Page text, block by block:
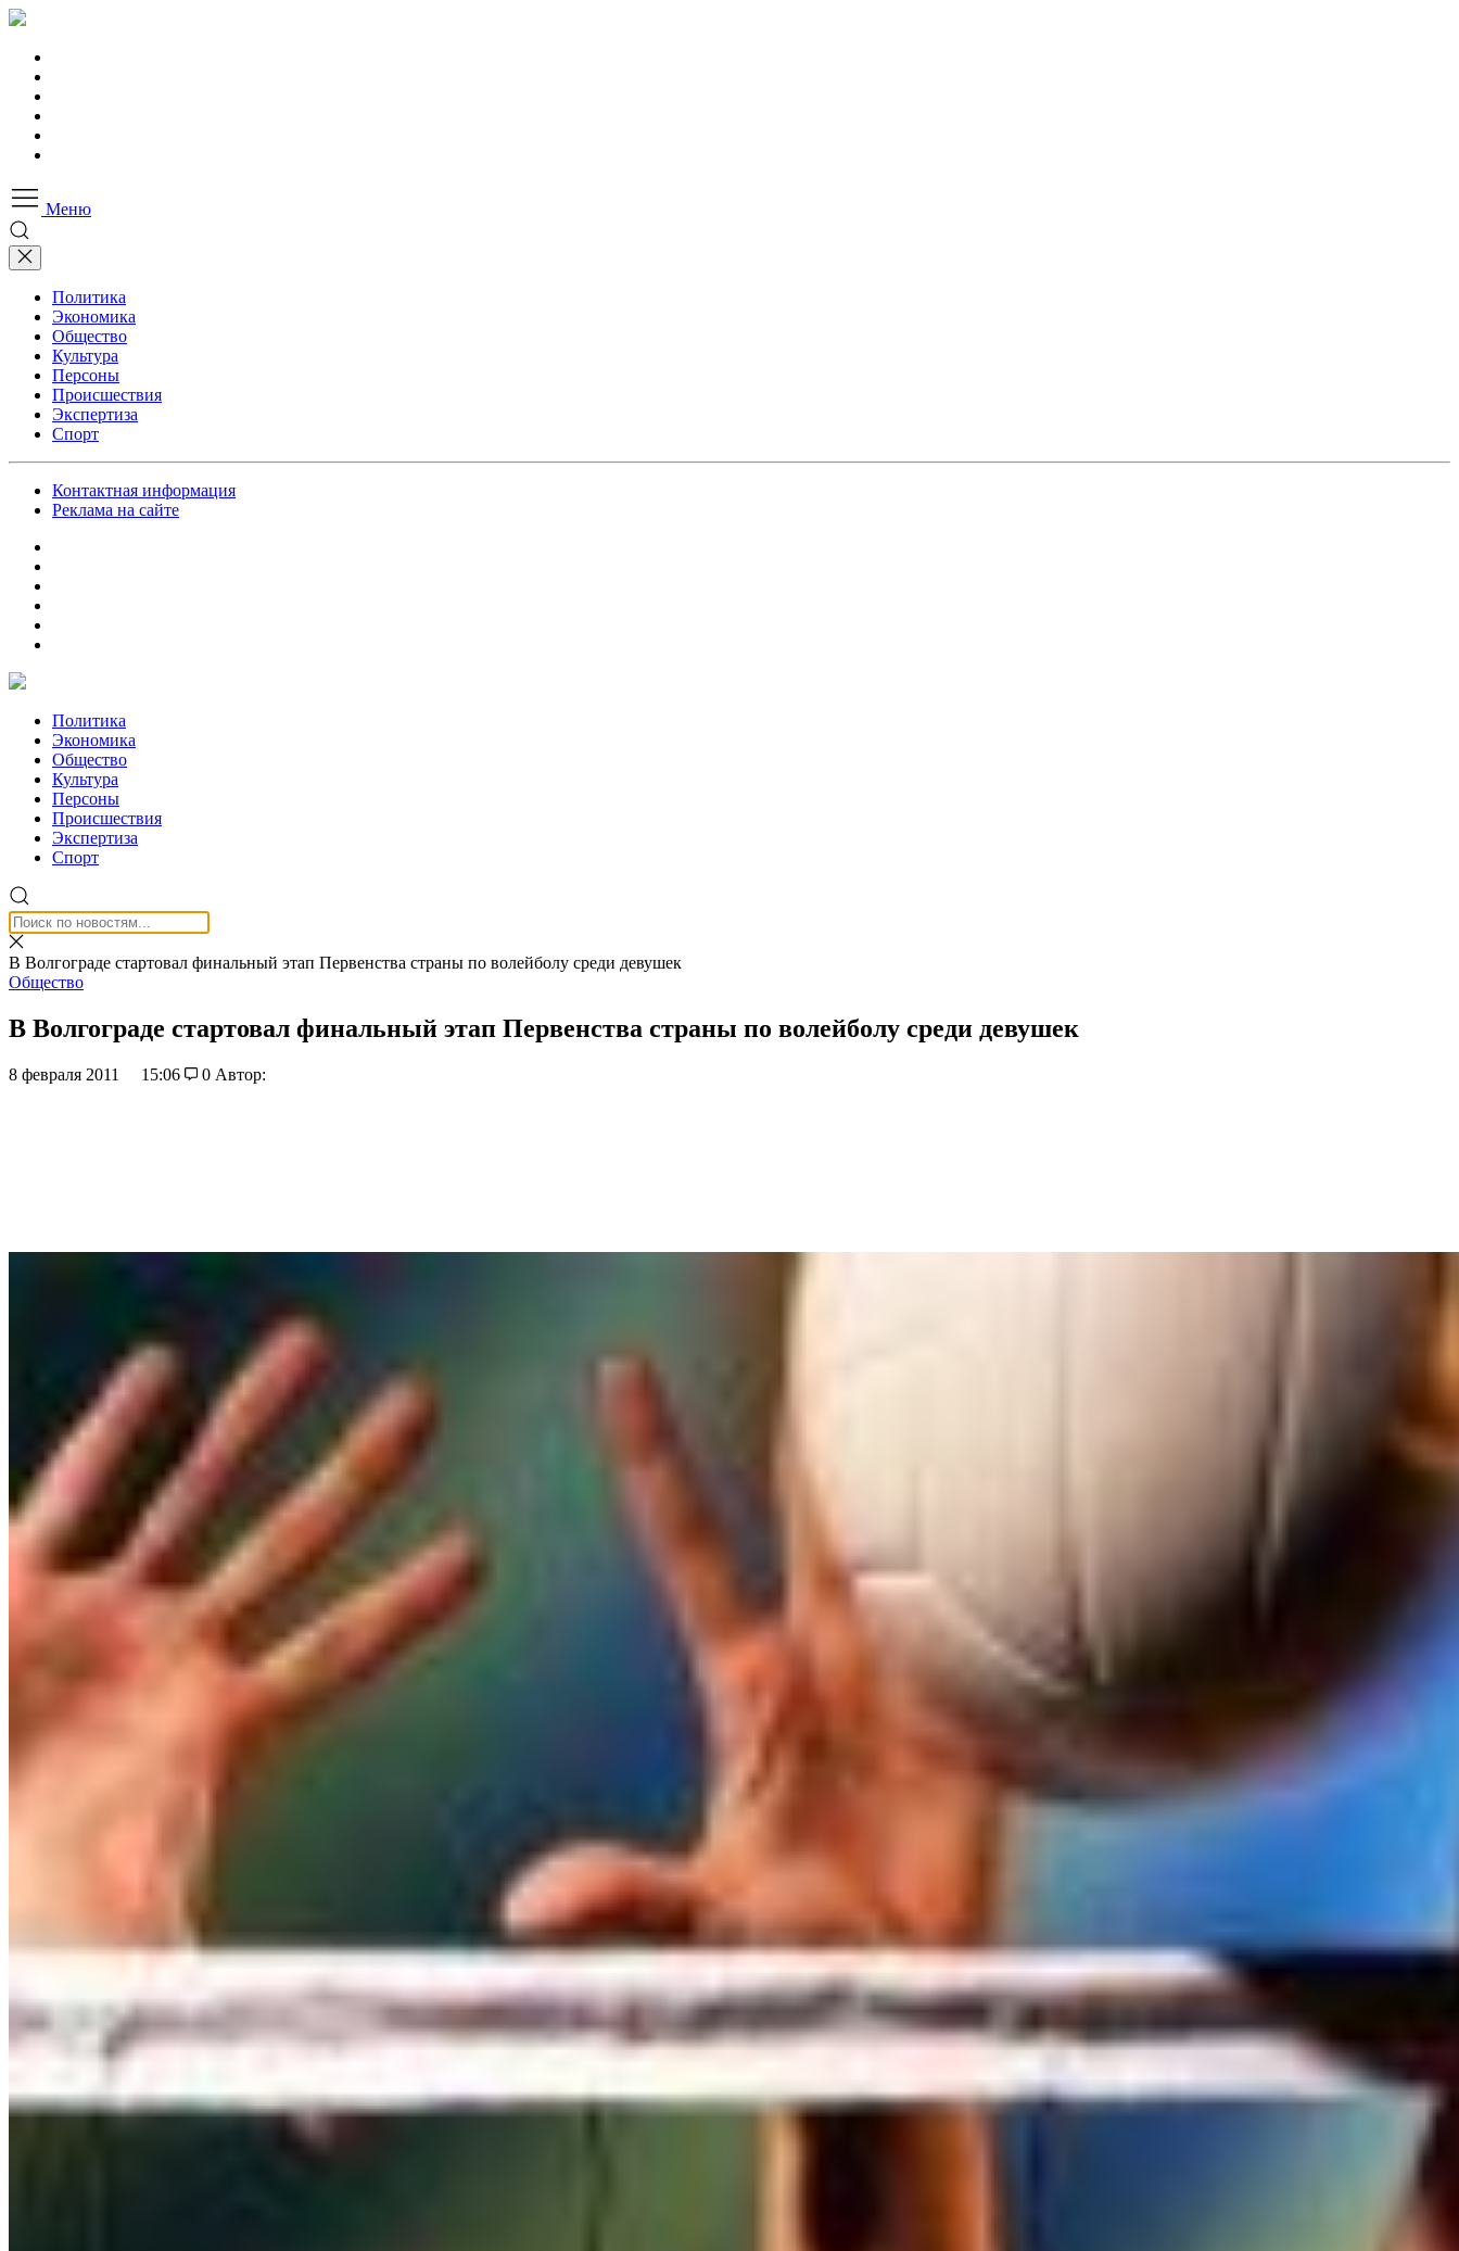
Меню
Политика
Экономика
Общество
Культура
Персоны
Происшествия
Экспертиза
Спорт
Контактная информация
Реклама на сайте
Политика
Экономика
Общество
Культура
Персоны
Происшествия
Экспертиза
Спорт
В Волгограде стартовал финальный этап Первенства страны по волейболу среди девушек
Общество
В Волгограде стартовал финальный этап Первенства страны по волейболу среди девушек
8 февраля 2011 15:06 0 Автор: